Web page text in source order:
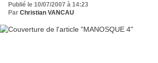
Publié le 10/07/2007 à 14:23
Par Christian VANCAU